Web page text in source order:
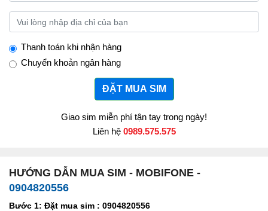
Thanh toán khi nhận hàng
Chuyển khoản ngân hàng
ĐẶT MUA SIM
Giao sim miễn phí tận tay trong ngày!
Liên hệ 0989.575.575
HƯỚNG DẪN MUA SIM - MOBIFONE -
0904820556
Bước 1: Đặt mua sim : 0904820556